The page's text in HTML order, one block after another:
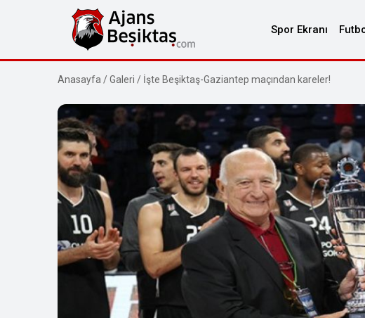
Spor Ekranı
Anasayfa /Galeri / İşte Beşiktaş-Gaziantep maçından kareler!